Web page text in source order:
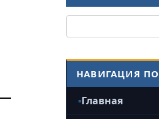
НАВИГАЦИЯ
Главная